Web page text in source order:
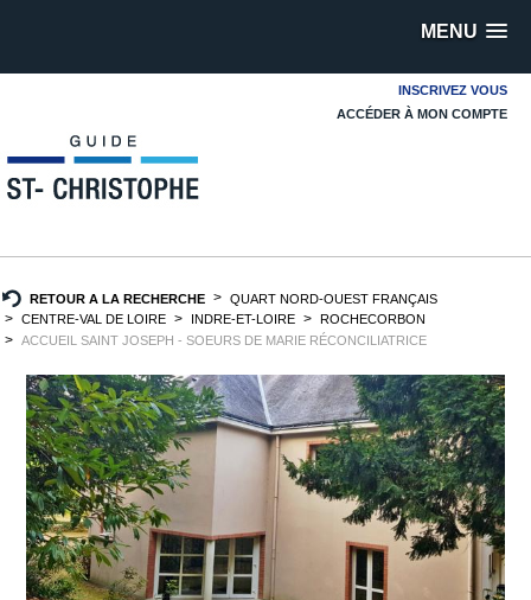
MENU
INSCRIVEZ VOUS
ACCÉDER À MON COMPTE
RETOUR A LA RECHERCHE
QUART NORD-OUEST FRANÇAIS
CENTRE-VAL DE LOIRE
INDRE-ET-LOIRE
ROCHECORBON
ACCUEIL SAINT JOSEPH - SOEURS DE MARIE RÉCONCILIATRICE